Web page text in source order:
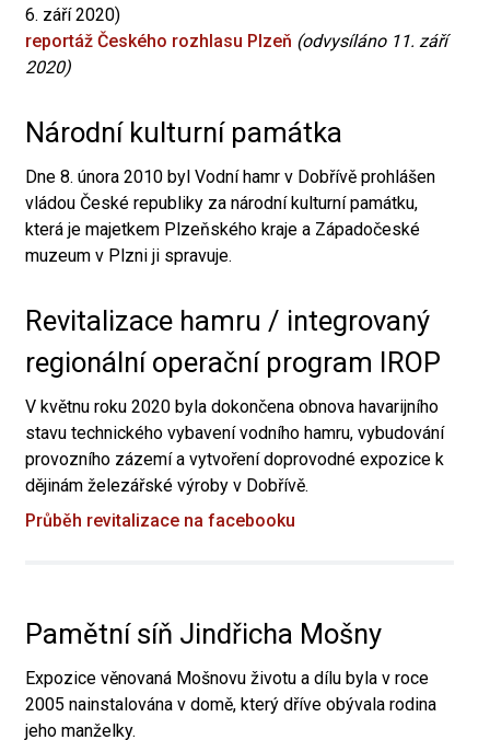
6. září 2020)
reportáž Českého rozhlasu Plzeň (odvysíláno 11. září
2020)
Národní kulturní památka
Dne 8. února 2010 byl Vodní hamr v Dobřívě prohlášen
vládou České republiky za národní kulturní památku,
která je majetkem Plzeňského kraje a Západočeské
muzeum v Plzni ji spravuje.
Revitalizace hamru / integrovaný
regionální operační program IROP
V květnu roku 2020 byla dokončena obnova havarijního
stavu technického vybavení vodního hamru, vybudování
provozního zázemí a vytvoření doprovodné expozice k
dějinám železářské výroby v Dobřívě.
Průběh revitalizace na facebooku
Pamětní síň Jindřicha Mošny
Expozice věnovaná Mošnovu životu a dílu byla v roce
2005 nainstalována v domě, který dříve obývala rodina
jeho manželky.